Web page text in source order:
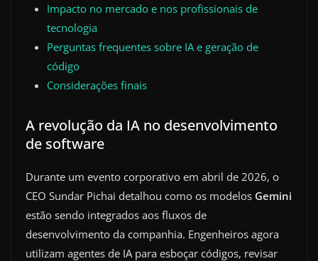
Impacto no mercado e nos profissionais de
tecnologia
Perguntas frequentes sobre IA e geração de
código
Considerações finais
A revolução da IA no desenvolvimento
de software
Durante um evento corporativo em abril de 2026, o
CEO Sundar Pichai detalhou como os modelos Gemini
estão sendo integrados aos fluxos de
desenvolvimento da companhia. Engenheiros agora
utilizam agentes de IA para esboçar códigos, revisar